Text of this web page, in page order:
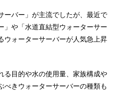
ーバー」が主流でしたが、最近で
」や「水道直結型ウォーターサー
ウォーターサーバーが人気急上昇
る目的や水の使用量、家族構成や
べきウォーターサーバーの種類も